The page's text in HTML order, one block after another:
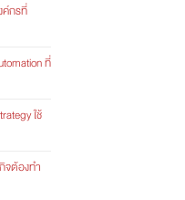
ค์กรที่
ที่
ใช้
จต้องทำ